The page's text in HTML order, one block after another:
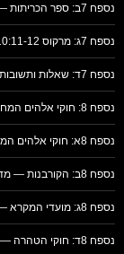
נספח 7ב: ספר הכריתות — אמיתות ומיתוסים
נספח 7ג: מרקוס 10:11-12 והשוויון המדומה בניאוף
נספח 7ד: שאלות ותשובות — בתולות, אלמנות וגרושות
נספח 8: חוקי אלהים המחייבים את המקדש
נספח 8א: חוקי אלהים המחייבים את המקדש
נספח 8ב: הקורבנות — מדוע אין אפשרות לקיימם כיום
נספח 8ג: מועדי המקרא — מדוע אין אפשרות לקיים אף אחד מהם כיום
נספח 8ד: חוקי הטהרה — מדוע אין אפשרות לקיימם ללא המקדש